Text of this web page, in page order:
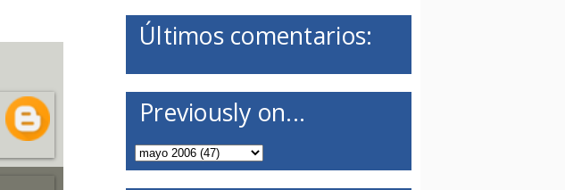
Últimos comentarios:
Previously on...